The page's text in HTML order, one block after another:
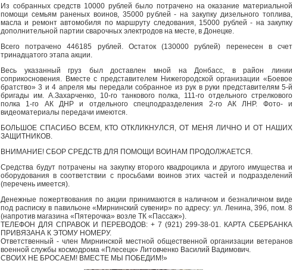
Из собранных средств 10000 рублей было потрачено на оказание материальной
помощи семьям раненых воинов, 35000 рублей - на закупку дизельного топлива,
масла и ремонт автомобиля по маршруту следования, 15000 рублей - на закупку
дополнительной партии сварочных электродов на месте, в Донецке.
Всего потрачено 446185 рублей. Остаток (130000 рублей) перенесен в счет
тринадцатого этапа акции.
Весь указанный груз был доставлен мной на Донбасс, в район линии
соприкосновения. Вместе с представителем Нижегородской организации «Боевое
братство» 3 и 4 апреля мы передали собранное из рук в руки представителям 5-й
бригады им. А.Захарченко, 10-го танкового полка, 111-го отдельного стрелкового
полка 1-го АК ДНР и отдельного спецподразделения 2-го АК ЛНР. Фото- и
видеоматериалы передачи имеются.
БОЛЬШОЕ СПАСИБО ВСЕМ, КТО ОТКЛИКНУЛСЯ, ОТ МЕНЯ ЛИЧНО И ОТ НАШИХ
ЗАЩИТНИКОВ.
ВНИМАНИЕ! СБОР СРЕДСТВ ДЛЯ ПОМОЩИ ВОИНАМ ПРОДОЛЖАЕТСЯ.
Средства будут потрачены на закупку второго квадроцикла и другого имущества и
оборудования в соответствии с просьбами воинов этих частей и подразделений
(перечень имеется).
Денежные пожертвования по акции принимаются в наличном и безналичном виде
под расписку в павильоне «Мирнинский сувенир» по адресу: ул. Ленина, 39б, пом. 8
(напротив магазина «Пятерочка» возле ТК «Пассаж»).
ТЕЛЕФОН ДЛЯ СПРАВОК И ПЕРЕВОДОВ: + 7 (921) 299-38-01. КАРТА СБЕРБАНКА
ПРИВЯЗАНА К ЭТОМУ НОМЕРУ.
Ответственный - член Мирнинской местной общественной организации ветеранов
военной службы космодрома «Плесецк» Литовченко Василий Вадимович.
СВОИХ НЕ БРОСАЕМ! ВМЕСТЕ МЫ ПОБЕДИМ!»